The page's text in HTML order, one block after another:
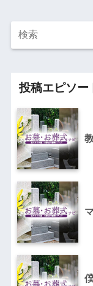
投稿エピソー